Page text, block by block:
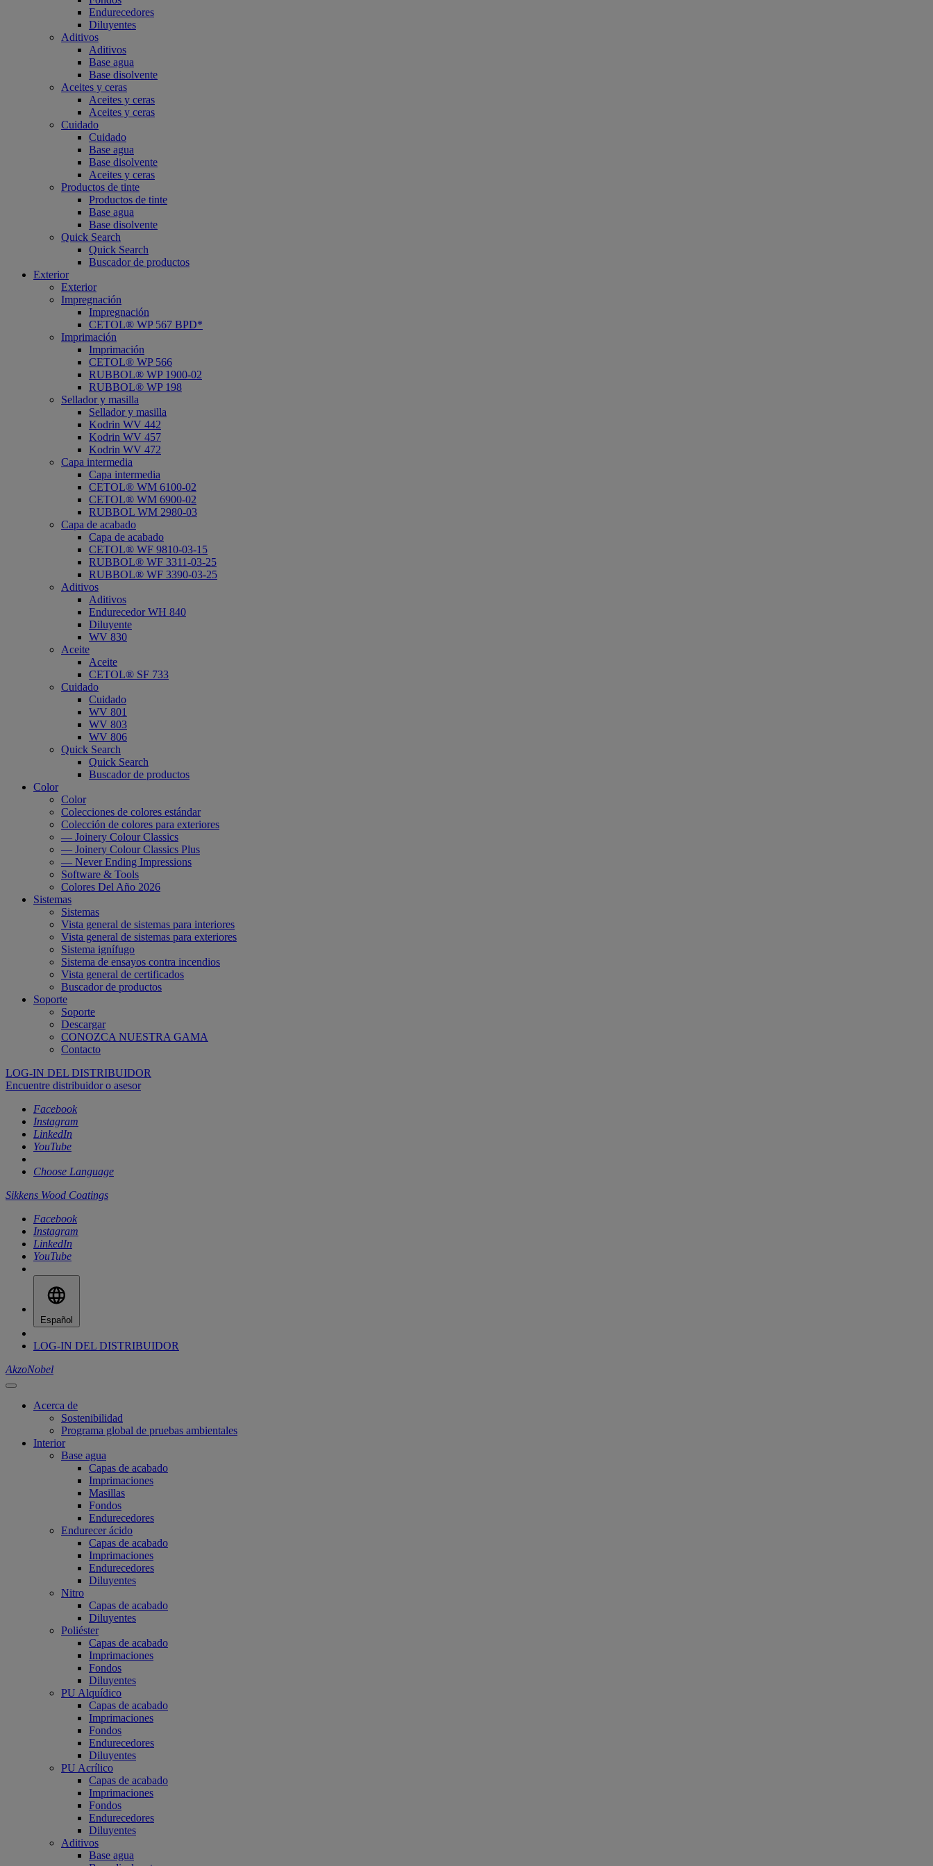
Endurecedores
Diluyentes
Aditivos
Aditivos
Base agua
Base disolvente
Aceites y ceras
Aceites y ceras
Aceites y ceras
Cuidado
Cuidado
Base agua
Base disolvente
Aceites y ceras
Productos de tinte
Productos de tinte
Base agua
Base disolvente
Quick Search
Quick Search
Buscador de productos
Exterior
Exterior
Impregnación
Impregnación
CETOL® WP 567 BPD*
Imprimación
Imprimación
CETOL® WP 566
RUBBOL® WP 1900-02
RUBBOL® WP 198
Sellador y masilla
Sellador y masilla
Kodrin WV 442
Kodrin WV 457
Kodrin WV 472
Capa intermedia
Capa intermedia
CETOL® WM 6100-02
CETOL® WM 6900-02
RUBBOL WM 2980-03
Capa de acabado
Capa de acabado
CETOL® WF 9810-03-15
RUBBOL® WF 3311-03-25
RUBBOL® WF 3390-03-25
Aditivos
Aditivos
Endurecedor WH 840
Diluyente
WV 830
Aceite
Aceite
CETOL® SF 733
Cuidado
Cuidado
WV 801
WV 803
WV 806
Quick Search
Quick Search
Buscador de productos
Color
Color
Colecciones de colores estándar
Colección de colores para exteriores
— Joinery Colour Classics
— Joinery Colour Classics Plus
— Never Ending Impressions
Software & Tools
Colores Del Año 2026
Sistemas
Sistemas
Vista general de sistemas para interiores
Vista general de sistemas para exteriores
Sistema ignífugo
Sistema de ensayos contra incendios
Vista general de certificados
Buscador de productos
Soporte
Soporte
Descargar
CONOZCA NUESTRA GAMA
Contacto
LOG-IN DEL DISTRIBUIDOR
Encuentre distribuidor o asesor
Facebook
Instagram
LinkedIn
YouTube
Choose Language
Sikkens Wood Coatings
Facebook
Instagram
LinkedIn
YouTube
Español
LOG-IN DEL DISTRIBUIDOR
AkzoNobel
Acerca de
Sostenibilidad
Programa global de pruebas ambientales
Interior
Base agua
Capas de acabado
Imprimaciones
Masillas
Fondos
Endurecedores
Endurecer ácido
Capas de acabado
Imprimaciones
Endurecedores
Diluyentes
Nitro
Capas de acabado
Diluyentes
Poliéster
Capas de acabado
Imprimaciones
Fondos
Diluyentes
PU Alquídico
Capas de acabado
Imprimaciones
Fondos
Endurecedores
Diluyentes
PU Acrílico
Capas de acabado
Imprimaciones
Fondos
Endurecedores
Diluyentes
Aditivos
Base agua